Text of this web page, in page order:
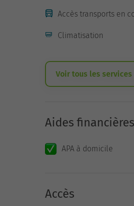
Accès transports en
Climatisation
Voir tous les
Aides financières
APA à domicile
Accès